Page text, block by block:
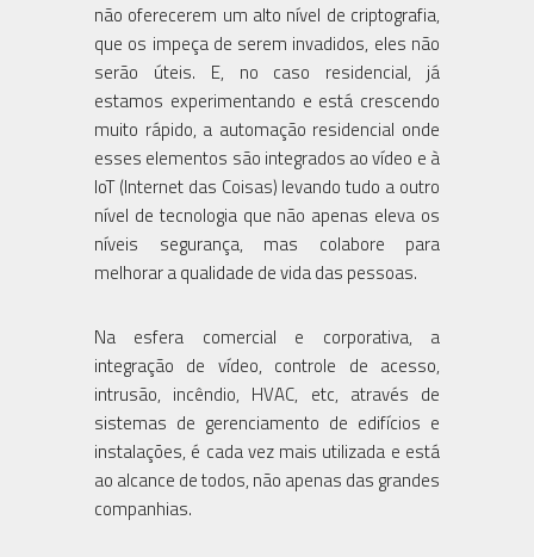
não oferecerem um alto nível de criptografia,
que os impeça de serem invadidos, eles não
serão úteis. E, no caso residencial, já
estamos experimentando e está crescendo
muito rápido, a automação residencial onde
esses elementos são integrados ao vídeo e à
IoT (Internet das Coisas) levando tudo a outro
nível de tecnologia que não apenas eleva os
níveis segurança, mas colabore para
melhorar a qualidade de vida das pessoas.
Na esfera comercial e corporativa, a
integração de vídeo, controle de acesso,
intrusão, incêndio, HVAC, etc, através de
sistemas de gerenciamento de edifícios e
instalações, é cada vez mais utilizada e está
ao alcance de todos, não apenas das grandes
companhias.